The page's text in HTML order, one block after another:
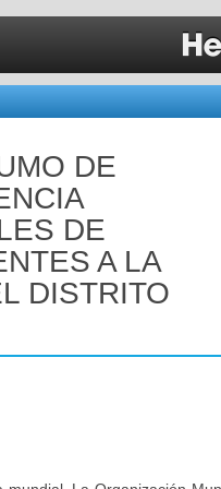
DE
DE
A LA
DISTRITO